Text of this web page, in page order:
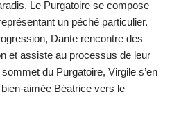
Le Purgatoire se compose
un péché particulier.
Dante rencontre des
et assiste au processus de leur
du Purgatoire, Virgile s’en
aimée Béatrice vers le